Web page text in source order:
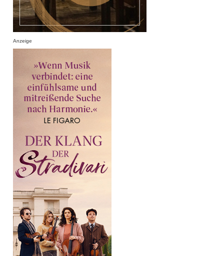
Anzeige